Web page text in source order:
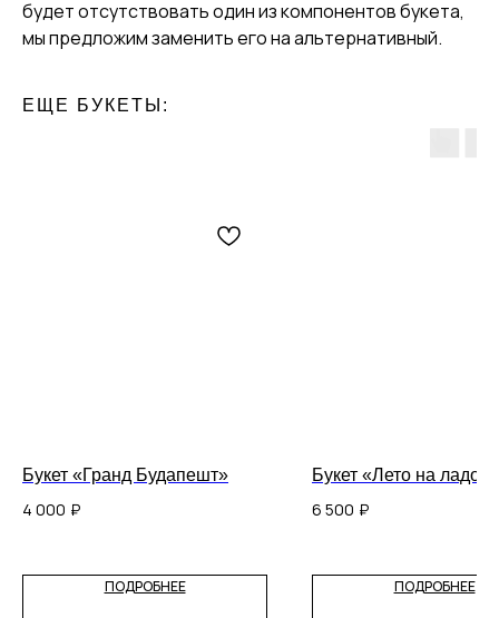
будет отсутствовать один из компонентов букета,
мы предложим заменить его на альтернативный.
ЕЩЕ БУКЕТЫ:
Букет «Гранд Будапешт»
4 000 ₽
ПОДРОБНЕЕ
Букет «Лето на
6 500 ₽
ПОДРОБНЕЕ